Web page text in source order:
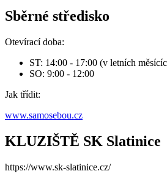
Sběrné středisko
Otevírací doba:
ST: 14:00 - 17:00 (v letních
SO: 9:00 - 12:00
Jak třídit:
www.samosebou.cz
KLUZIŠTĚ SK Slatinice
https://www.sk-slatinice.cz/